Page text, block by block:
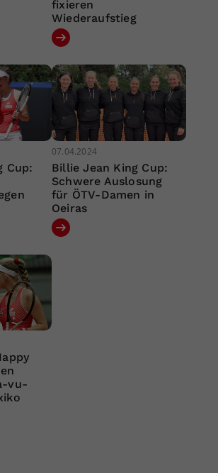
fixieren
Wiederaufstieg
Cup:
07.04.2024
Billie Jean King Cup:
Schwere Auslosung
für ÖTV-Damen in
Oeiras
vu-